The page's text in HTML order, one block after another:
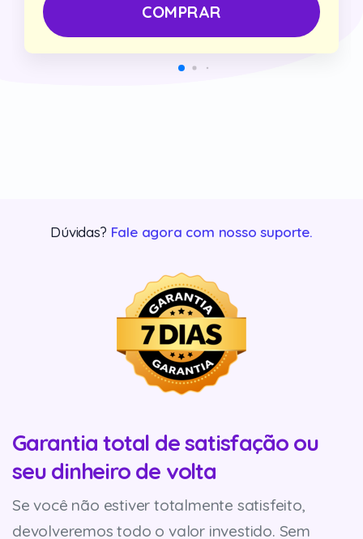
COMPRAR
Dúvidas? Fale agora com nosso suporte.
Garantia total de satisfação ou
seu dinheiro de volta
Se você não estiver totalmente satisfeito,
devolveremos todo o valor investido. Sem